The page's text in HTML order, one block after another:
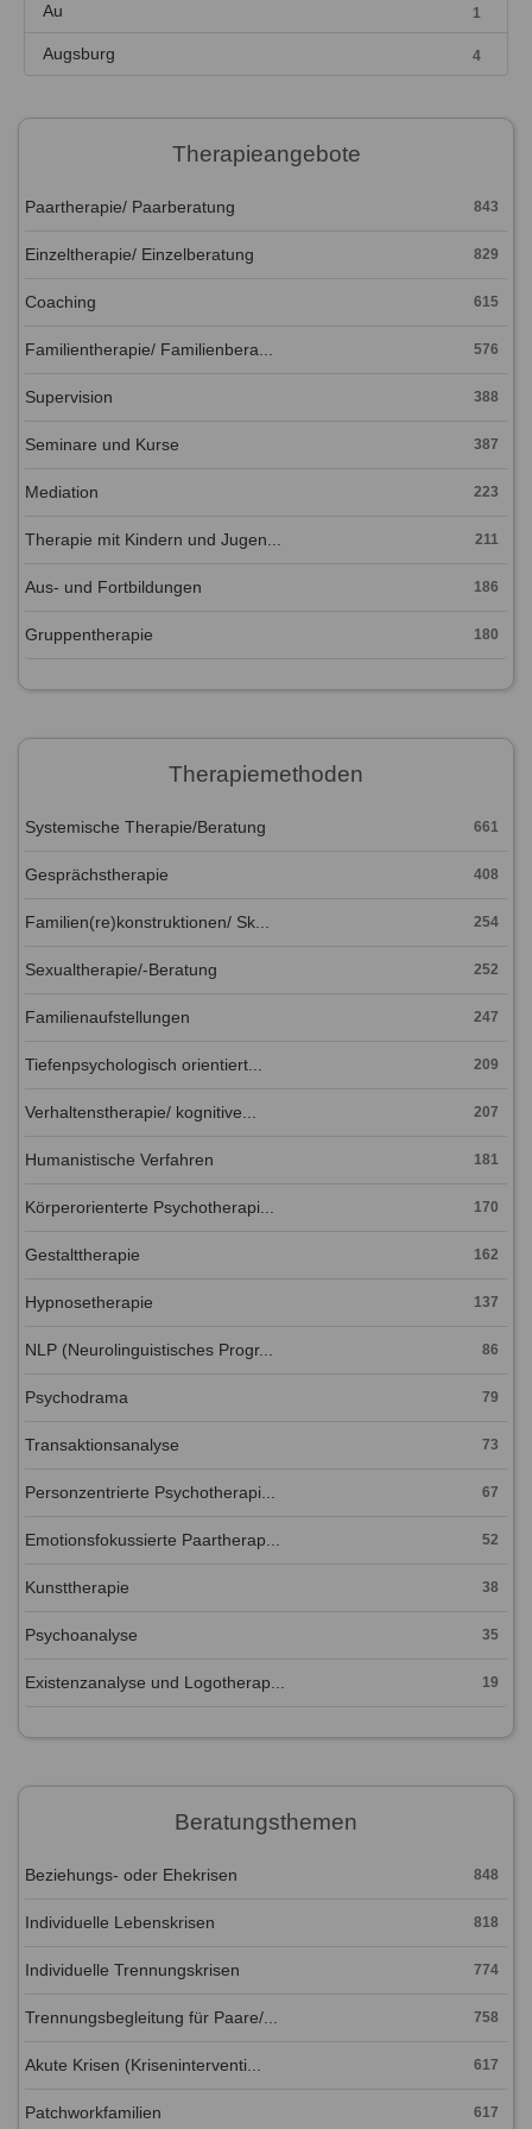
Au 1
Augsburg 4
Therapieangebote
Paartherapie/ Paarberatung 843
Einzeltherapie/ Einzelberatung 829
Coaching 615
Familientherapie/ Familienbera... 576
Supervision 388
Seminare und Kurse 387
Mediation 223
Therapie mit Kindern und Jugen... 211
Aus- und Fortbildungen 186
Gruppentherapie 180
Therapiemethoden
Systemische Therapie/Beratung 661
Gesprächstherapie 408
Familien(re)konstruktionen/ Sk... 254
Sexualtherapie/-Beratung 252
Familienaufstellungen 247
Tiefenpsychologisch orientiert... 209
Verhaltenstherapie/ kognitive... 207
Humanistische Verfahren 181
Körperorienterte Psychotherapi... 170
Gestalttherapie 162
Hypnosetherapie 137
NLP (Neurolinguistisches Progr... 86
Psychodrama 79
Transaktionsanalyse 73
Personzentrierte Psychotherapi... 67
Emotionsfokussierte Paartherap... 52
Kunsttherapie 38
Psychoanalyse 35
Existenzanalyse und Logotherap... 19
Beratungsthemen
Beziehungs- oder Ehekrisen 848
Individuelle Lebenskrisen 818
Individuelle Trennungskrisen 774
Trennungsbegleitung für Paare/... 758
Akute Krisen (Kriseninterventi... 617
Patchworkfamilien 617